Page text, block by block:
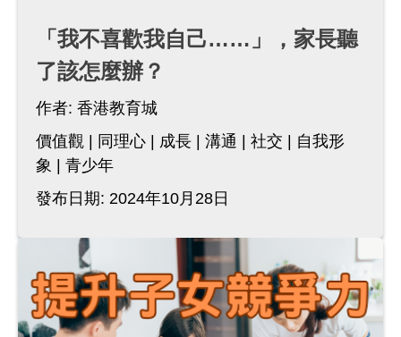
「我不喜歡我自己……」，家長聽
了該怎麼辦？
作者: 香港教育城
價值觀
同理心 成長 溝通 社交
自我形
象
青少年
發布日期: 2024年10月28日